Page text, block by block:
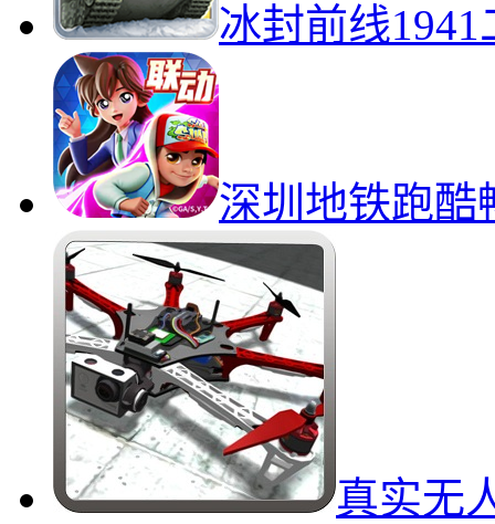
冰封前线
深圳地铁跑酷
真实无